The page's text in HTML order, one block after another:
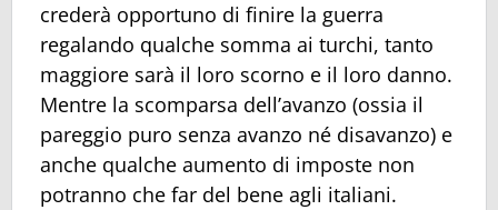
crederà opportuno di finire la guerra
regalando qualche somma ai turchi, tanto
maggiore sarà il loro scorno e il loro danno.
Mentre la scomparsa dell’avanzo (ossia il
pareggio puro senza avanzo né disavanzo) e
anche qualche aumento di imposte non
potranno che far del bene agli italiani.